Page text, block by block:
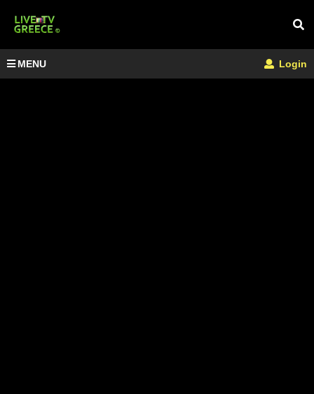
MENU Login